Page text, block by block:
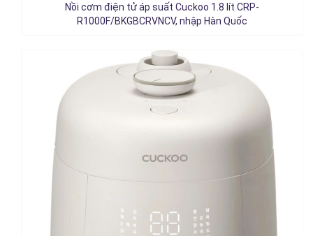
Nồi cơm điện tử áp suất Cuckoo 1.8 lít CRP-
R1000F/BKGBCRVNCV, nhập Hàn Quốc
Chi tiết